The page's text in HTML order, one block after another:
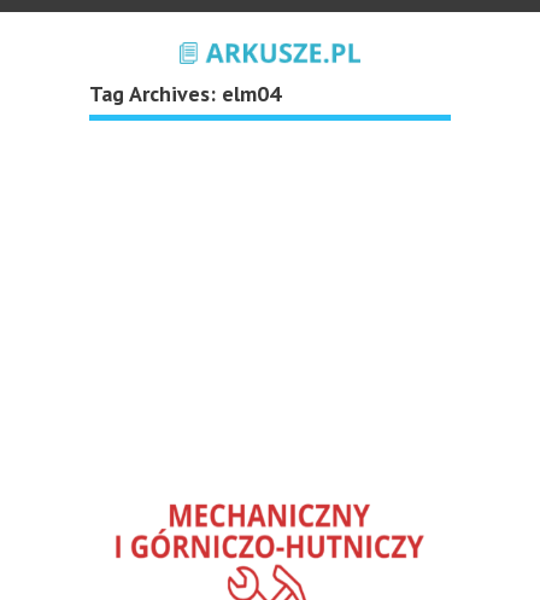
Tag Archives: elm04